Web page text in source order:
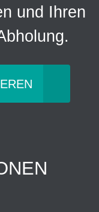
und Ihren